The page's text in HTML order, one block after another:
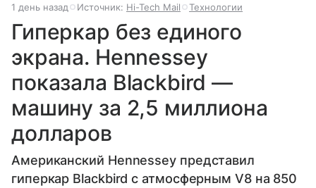
1 день назад Источник: Hi-Tech Mail Технологии
Гиперкар без единого
экрана. Hennessey
показала Blackbird —
машину за 2,5 миллиона
долларов
Американский Hennessey представил
гиперкар Blackbird с атмосферным V8 на 850